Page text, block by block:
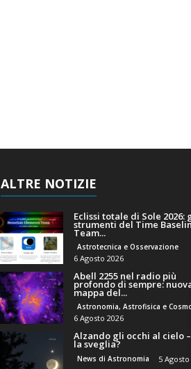
ALTRE NOTIZIE
Eclissi totale di Sole 2026:
strumenti del Time
Team...
Astrotecnica e Osservazione
6 Agosto 2026
Abell 2255 nel radio più
profondo di sempre:
mappa del...
Astronomia, Astrofisica e
6 Agosto 2026
Alzando gli occhi al cielo –
la sveglia?
News di Astronomia 5 Agosto